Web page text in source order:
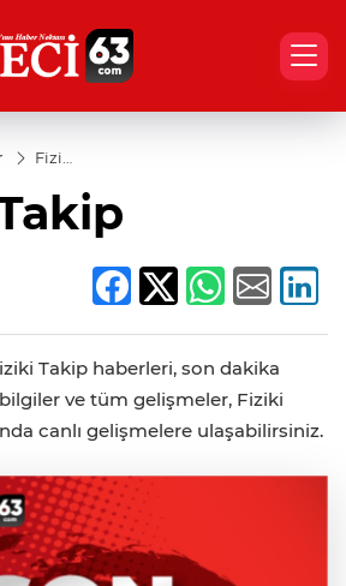
Fiziki
Takip haberleri, son dakika
ve tüm gelişmeler, Fiziki
canlı gelişmelere ulaşabilirsiniz.